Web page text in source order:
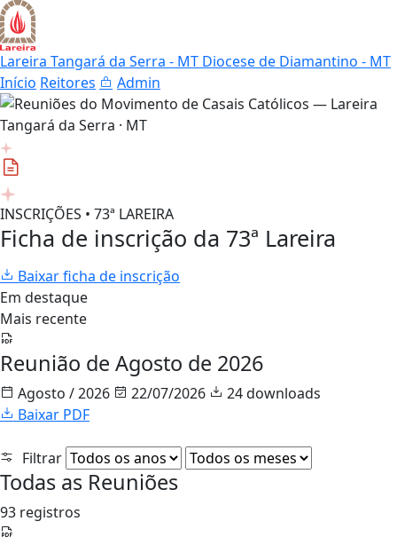
Lareira Tangará da Serra - MT Diocese de Diamantino - MT
Início Reitores Admin
INSCRIÇÕES • 73ª LAREIRA
Ficha de inscrição da 73ª Lareira
Baixar ficha de inscrição
Em destaque
Mais recente
Reunião de Agosto de 2026
Agosto / 2026 22/07/2026
24 downloads
Baixar PDF
Filtrar
Todas as Reuniões
93 registros